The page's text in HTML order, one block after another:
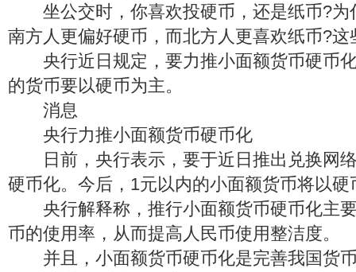
坐公交时，你喜欢投硬币，还是纸币?为
南方人更偏好硬币，而北方人更喜欢纸币?
央行近日规定，要力推小面额货币硬币
的货币要以硬币为主。
消息
央行力推小面额货币硬币化
日前，央行表示，要于近日推出兑换网
硬币化。今后，1元以内的小面额货币将以硬
央行解释称，推行小面额货币硬币化主
币的使用率，从而提高人民币使用整洁度。
并且，小面额货币硬币化是完善我国货